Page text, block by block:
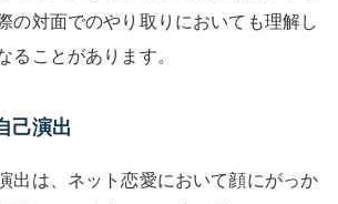
の対面でのやり取りにおいても理解し
ることがあります。
己演出
出は、ネット恋愛において顔にがっか